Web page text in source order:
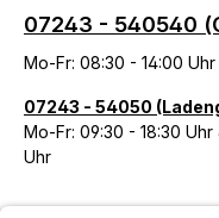
07243 - 540540
Mo-Fr: 08:30 - 14:00 Uhr
07243 - 54050
Mo-Fr: 09:30 - 18:30 Uhr
Uhr